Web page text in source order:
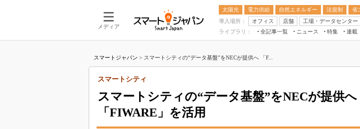
メディア
太陽光 電力供給 自然エネルギー 法規制 省
導入場所：
オフィス 店舗 工場・データセンター
ライブラリ：
全記事一覧 ニュース 特集 連載
スマートジャパン > スマートシティの“データ基盤”をNECが提供へ 「F...
スマートシティの“データ基盤”をNECが提供へ
「FIWARE」を活用
スマートシティ